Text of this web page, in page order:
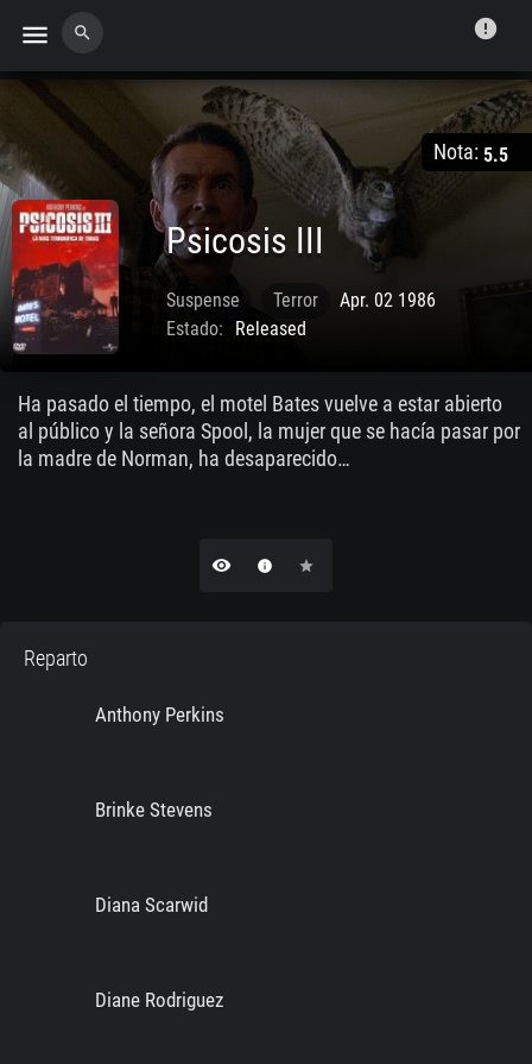
menu search error
Nota: 5.5
Psicosis III
Suspense Terror
Apr. 02 1986
Estado:
Released
Ha pasado el tiempo, el motel Bates vuelve a estar abierto
al público y la señora Spool, la mujer que se hacía pasar por
la madre de Norman, ha desaparecido…
remove_red_eye info star
Reparto
Anthony Perkins
Brinke Stevens
Diana Scarwid
Diane Rodriguez